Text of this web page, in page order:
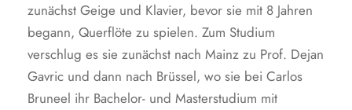
zunächst Geige und Klavier, bevor sie mit 8 Jahren
begann, Querflöte zu spielen. Zum Studium
verschlug es sie zunächst nach Mainz zu Prof. Dejan
Gavric und dann nach Brüssel, wo sie bei Carlos
Bruneel ihr Bachelor- und Masterstudium mit